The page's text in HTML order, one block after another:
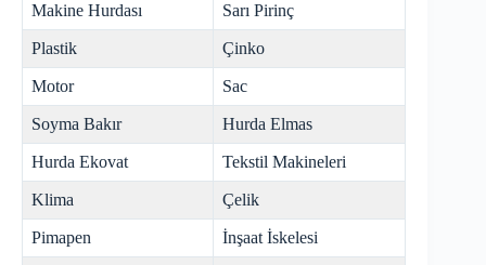
Makine Hurdası Sarı Pirinç
Plastik Çinko
Motor Sac
Soyma Bakır Hurda Elmas
Hurda Ekovat Tekstil Makineleri
Klima Çelik
Pimapen İnşaat İskelesi